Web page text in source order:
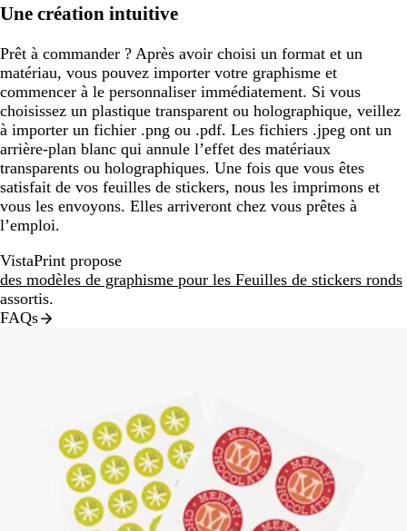
Une création intuitive
Prêt à commander ? Après avoir choisi un format et un
matériau, vous pouvez importer votre graphisme et
commencer à le personnaliser immédiatement. Si vous
choisissez un plastique transparent ou holographique, veillez
à importer un fichier .png ou .pdf. Les fichiers .jpeg ont un
arrière-plan blanc qui annule l’effet des matériaux
transparents ou holographiques. Une fois que vous êtes
satisfait de vos feuilles de stickers, nous les imprimons et
vous les envoyons. Elles arriveront chez vous prêtes à
l’emploi.
VistaPrint propose
des modèles de graphisme pour les Feuilles de stickers ronds
assortis.
FAQs